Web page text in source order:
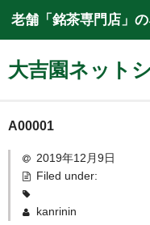
老舗「銘茶専門店」
大吉園ネット
ホーム
大吉園ネットショップに
ご利用ガイド
A00001
2019年12月9日
Filed under:
kanrinin